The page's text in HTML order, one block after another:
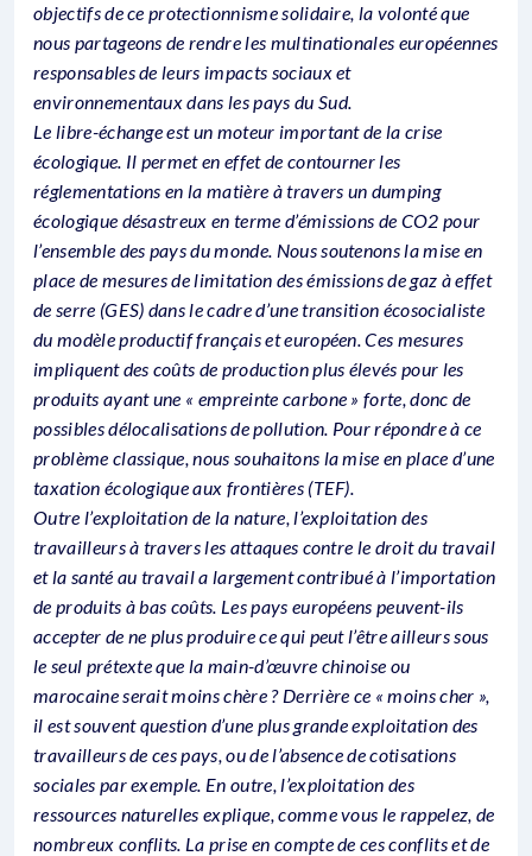
objectifs de ce protectionnisme solidaire, la volonté que
nous partageons de rendre les multinationales européennes
responsables de leurs impacts sociaux et
environnementaux dans les pays du Sud.
Le libre-échange est un moteur important de la crise
écologique. Il permet en effet de contourner les
réglementations en la matière à travers un dumping
écologique désastreux en terme d’émissions de CO2 pour
l’ensemble des pays du monde. Nous soutenons la mise en
place de mesures de limitation des émissions de gaz à effet
de serre (GES) dans le cadre d’une transition écosocialiste
du modèle productif français et européen. Ces mesures
impliquent des coûts de production plus élevés pour les
produits ayant une « empreinte carbone » forte, donc de
possibles délocalisations de pollution. Pour répondre à ce
problème classique, nous souhaitons la mise en place d’une
taxation écologique aux frontières (TEF).
Outre l’exploitation de la nature, l’exploitation des
travailleurs à travers les attaques contre le droit du travail
et la santé au travail a largement contribué à l’importation
de produits à bas coûts. Les pays européens peuvent-ils
accepter de ne plus produire ce qui peut l’être ailleurs sous
le seul prétexte que la main-d’œuvre chinoise ou
marocaine serait moins chère ? Derrière ce « moins cher »,
il est souvent question d’une plus grande exploitation des
travailleurs de ces pays, ou de l’absence de cotisations
sociales par exemple. En outre, l’exploitation des
ressources naturelles explique, comme vous le rappelez, de
nombreux conflits. La prise en compte de ces conflits et de